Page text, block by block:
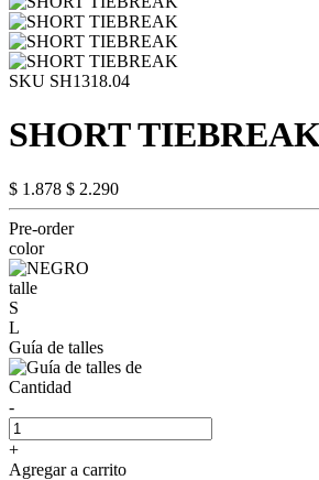
SKU SH1318.04
SHORT
$ 1.878 $ 2.290
Pre-order
color
talle
S
L
Guía de talles
Cantidad
-
+
Agregar a carrito